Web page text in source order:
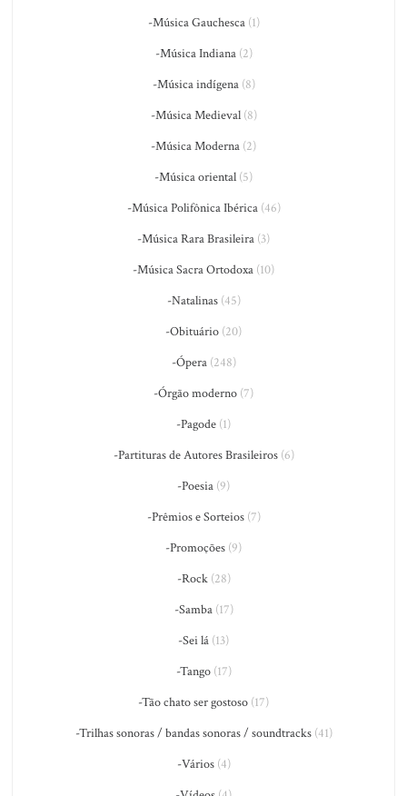
-Música Gauchesca(1)
-Música Indiana(2)
-Música indígena(8)
-Música Medieval(8)
-Música Moderna (2)
-Música oriental (5)
-Música Polifônica Ibérica(46)
-Música Rara Brasileira (3)
-Música Sacra Ortodoxa (10)
-Natalinas(45)
-Obituário (20)
-Ópera(248)
-Órgão moderno (7)
-Pagode (1)
-Partituras de Autores Brasileiros(6)
-Poesia (9)
-Prêmios e Sorteios(7)
-Promoções (9)
-Rock(28)
-Samba(17)
-Sei lá (13)
-Tango(17)
-Tão chato ser gostoso (17)
-Trilhas sonoras / bandas sonoras / soundtracks(41)
-Vários(4)